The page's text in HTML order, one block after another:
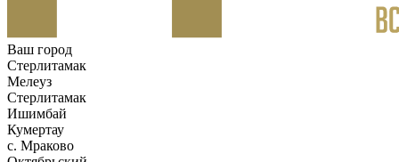
Ваш город
Стерлитамак
Мелеуз
Стерлитамак
Ишимбай
Кумертау
c. Мраково